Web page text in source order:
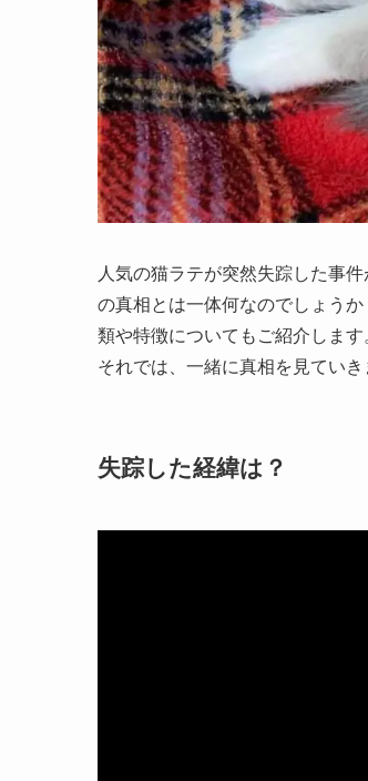
人気の猫ラテが突然失踪した事
の真相とは一体何なのでしょう
類や特徴についてもご紹介しま
それでは、一緒に真相を見ていき
失踪した経緯は？